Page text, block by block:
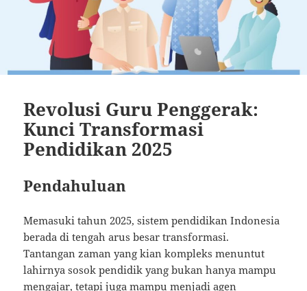
Revolusi Guru Penggerak:
Kunci Transformasi
Pendidikan 2025
Pendahuluan
Memasuki tahun 2025, sistem pendidikan Indonesia
berada di tengah arus besar transformasi.
Tantangan zaman yang kian kompleks menuntut
lahirnya sosok pendidik yang bukan hanya mampu
mengajar, tetapi juga mampu menjadi agen